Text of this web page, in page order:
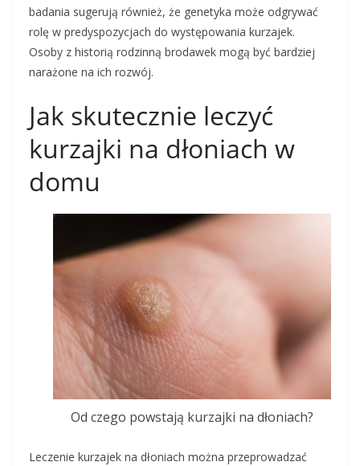
badania sugerują również, że genetyka może odgrywać
rolę w predyspozycjach do występowania kurzajek.
Osoby z historią rodzinną brodawek mogą być bardziej
narażone na ich rozwój.
Jak skutecznie leczyć
kurzajki na dłoniach w
domu
Od czego powstają kurzajki na dłoniach?
Leczenie kurzajek na dłoniach można przeprowadzać